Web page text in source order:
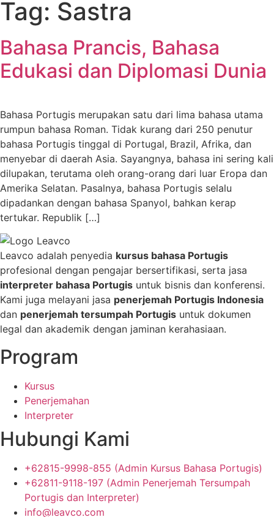
Tag: Sastra
Bahasa Prancis, Bahasa
Edukasi dan Diplomasi Dunia
Bahasa Portugis merupakan satu dari lima bahasa utama
rumpun bahasa Roman. Tidak kurang dari 250 penutur
bahasa Portugis tinggal di Portugal, Brazil, Afrika, dan
menyebar di daerah Asia. Sayangnya, bahasa ini sering kali
dilupakan, terutama oleh orang-orang dari luar Eropa dan
Amerika Selatan. Pasalnya, bahasa Portugis selalu
dipadankan dengan bahasa Spanyol, bahkan kerap
tertukar. Republik […]
Leavco adalah penyedia kursus bahasa Portugis
profesional dengan pengajar bersertifikasi, serta jasa
interpreter bahasa Portugis untuk bisnis dan konferensi.
Kami juga melayani jasa penerjemah Portugis Indonesia
dan penerjemah tersumpah Portugis untuk dokumen
legal dan akademik dengan jaminan kerahasiaan.
Program
Kursus
Penerjemahan
Interpreter
Hubungi Kami
+62815-9998-855 (Admin Kursus Bahasa Portugis)
+62811-9118-197 (Admin Penerjemah Tersumpah
Portugis dan Interpreter)
info@leavco.com